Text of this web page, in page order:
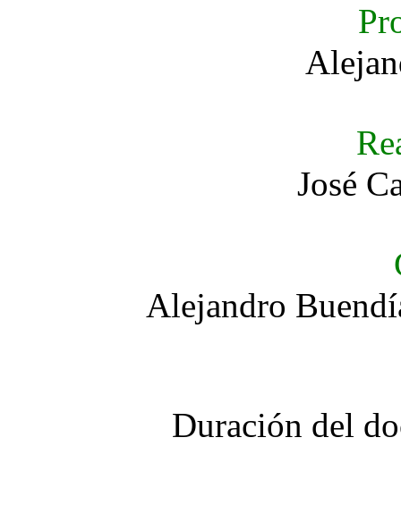
José
Alejandro
Duración del